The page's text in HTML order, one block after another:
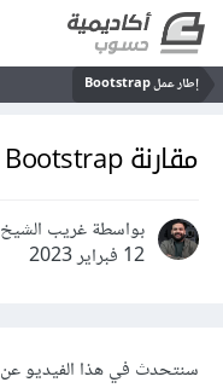
إطار عمل Bootstrap
مقارنة Bootstrap و Tailwind
بواسطة غريب الشيخ
12 فبراير 2023